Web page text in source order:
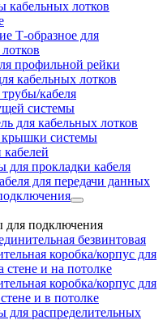
кабельных лотков
Т-образное для
профильной рейки
кабельных лотков
кабеля
системы
для кабельных лотков
системы
для прокладки кабеля
для передачи данных
для подключения
безвинтовая
коробка/корпус для
стене и на потолке
коробка/корпус для
и в потолке
для распределительных